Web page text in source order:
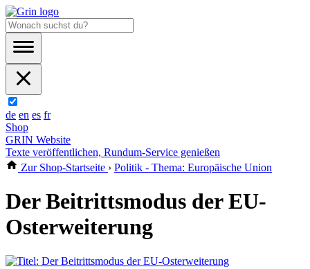
de en es fr
Shop
GRIN Website
Texte veröffentlichen, Rundum-Service genießen
Zur Shop-Startseite › Politik - Thema: Europäische Union
Der Beitrittsmodus der EU-
Osterweiterung